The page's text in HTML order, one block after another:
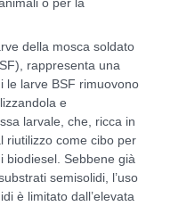
della mosca soldato
rappresenta una
le larve BSF rimuovono
e
larvale, che, ricca in
riutilizzo come cibo per
biodiesel. Sebbene già
semisolidi, l’uso
è limitato dall’elevata